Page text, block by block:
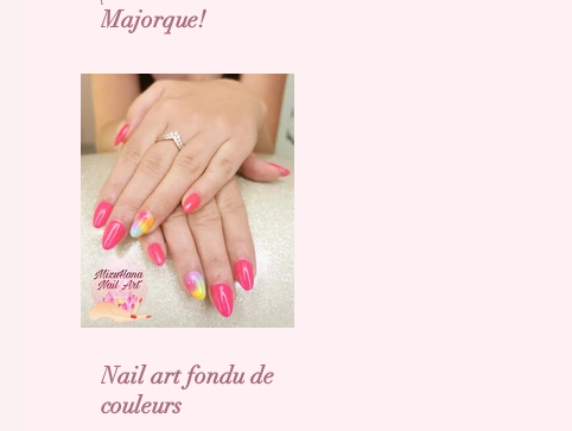
Majorque!
Nail art fondu de
couleurs